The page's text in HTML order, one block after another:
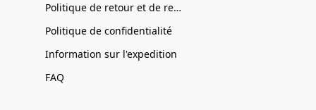
Politique de retour et de remboursement
Politique de confidentialité
Information sur l'expedition
FAQ